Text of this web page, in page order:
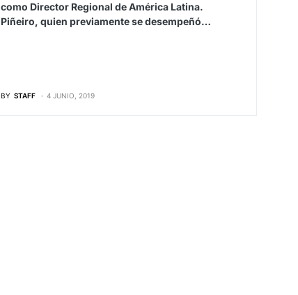
como Director Regional de América Latina.
Piñeiro, quien previamente se desempeñó…
BY STAFF 4 JUNIO, 2019